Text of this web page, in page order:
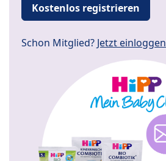
Kostenlos registrieren
Schon Mitglied? Jetzt einloggen